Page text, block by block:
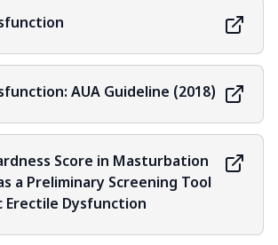
AUA Guideline (2018)
Score in Masturbation
a Preliminary Screening Tool
Erectile Dysfunction